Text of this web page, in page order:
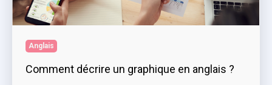
Anglais
Comment décrire un graphique en anglais ?